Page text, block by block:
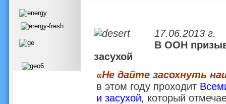
17.06.2013 г.
В ООН
засухой
«Не дайте засохнуть
в этом году проходит
и засухой, который